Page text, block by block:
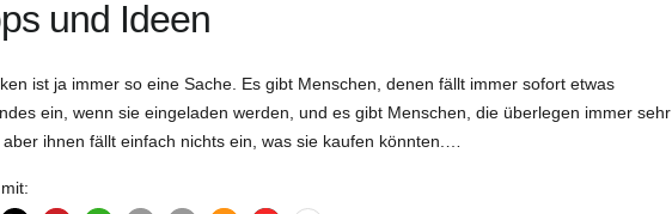
und Ideen
ist ja immer so eine Sache. Es gibt Menschen, denen fällt immer sofort etwas
ein, wenn sie eingeladen werden, und es gibt Menschen, die überlegen immer sehr
aber ihnen fällt einfach nichts ein, was sie kaufen könnten.…